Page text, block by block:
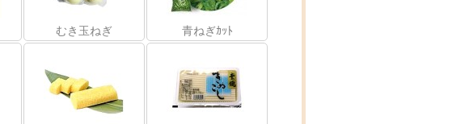
むき玉ねぎ 青ねぎｶｯﾄ